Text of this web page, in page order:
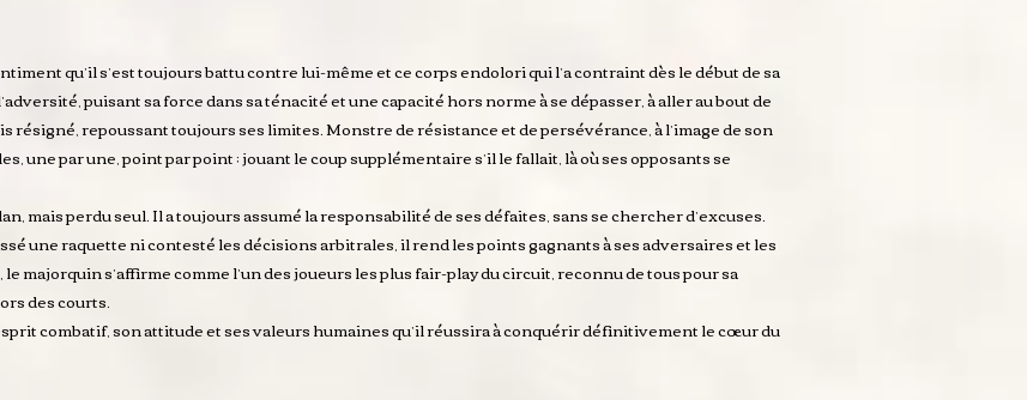
qu’il s’est toujours battu contre lui-même et ce corps endolori qui l’a contraint dès le début de sa
puisant sa force dans sa ténacité et une capacité hors norme à se dépasser, à aller au bout de
résigné, repoussant toujours ses limites. Monstre de résistance et de persévérance, à l’image de son
une par une, point par point ; jouant le coup supplémentaire s’il le fallait, là où ses opposants se
mais perdu seul. Il a toujours assumé la responsabilité de ses défaites, sans se chercher d’excuses.
une raquette ni contesté les décisions arbitrales, il rend les points gagnants à ses adversaires et les
majorquin s’affirme comme l’un des joueurs les plus fair-play du circuit, reconnu de tous pour sa
des courts.
combatif, son attitude et ses valeurs humaines qu’il réussira à conquérir définitivement le cœur du